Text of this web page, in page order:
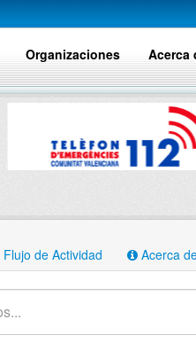
Organizaciones Acerca
Flujo de Actividad Acerca